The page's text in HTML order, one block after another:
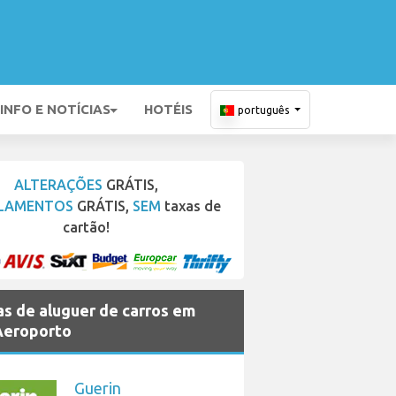
INFO E NOTÍCIAS HOTÉIS português
ALTERAÇÕES GRÁTIS,
GRÁTIS, SEM taxas de
cartão!
de aluguer de carros em
Guerin